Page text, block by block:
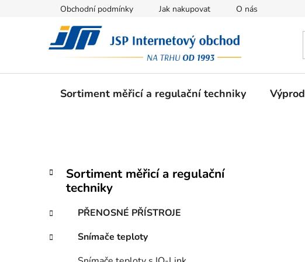
Obchodní podmínky Jak nakupovat O nás
Sortiment měřicí a regulační techniky
P
t
a
Přeskočit
kategorie
K
a
g
o
r
Sortiment měřicí a regulační
techniky
PŘENOSNÉ PŘÍSTROJE
Snímače teploty